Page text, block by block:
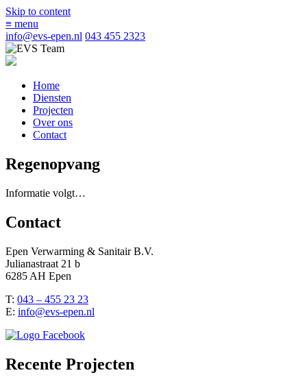
Skip to content
≡ menu
info@evs-epen.nl 043 455 2323
Home
Diensten
Projecten
Over ons
Contact
Regenopvang
Informatie volgt…
Contact
Epen Verwarming & Sanitair B.V.
Julianastraat 21 b
6285 AH Epen
T: 043 – 455 23 23
E: info@evs-epen.nl
Recente Projecten